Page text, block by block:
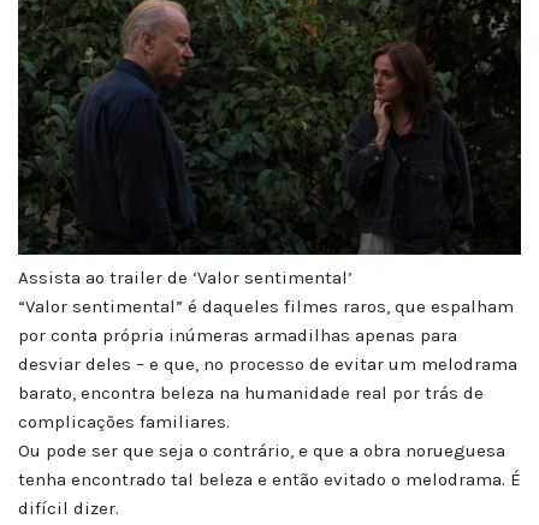
Assista ao trailer de ‘Valor sentimental’
“Valor sentimental” é daqueles filmes raros, que espalham
por conta própria inúmeras armadilhas apenas para
desviar deles – e que, no processo de evitar um melodrama
barato, encontra beleza na humanidade real por trás de
complicações familiares.
Ou pode ser que seja o contrário, e que a obra norueguesa
tenha encontrado tal beleza e então evitado o melodrama. É
difícil dizer.